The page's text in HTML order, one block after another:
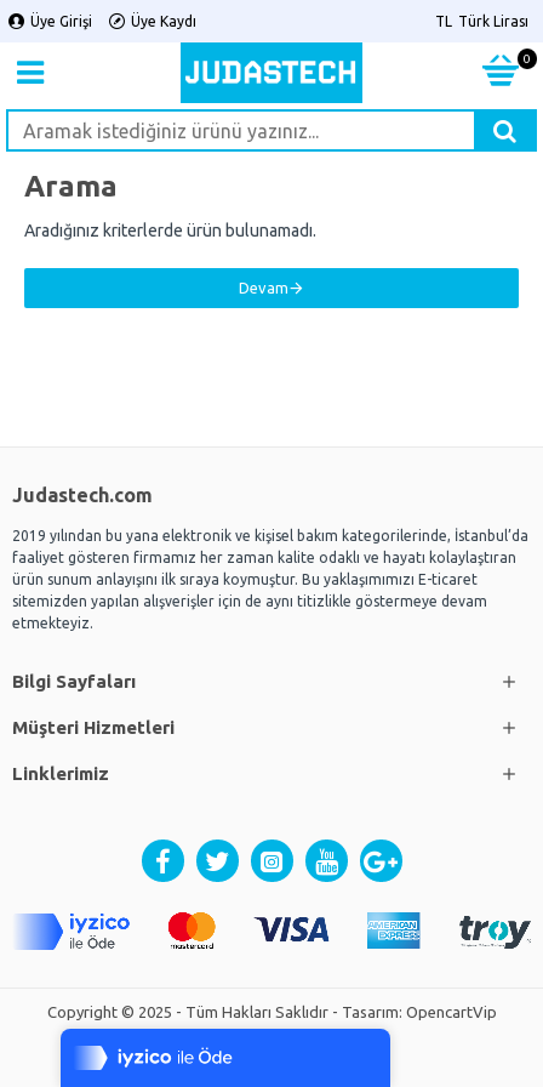
7/24 Canlı Destek
%100 Sorunsuz Alışveriş
Üye Girişi Üye Kaydı TL Türk Lirası
0
Arama
Aradığınız kriterlerde ürün bulunamadı.
Devam
Judastech.com
2019 yılından bu yana elektronik ve kişisel bakım kategorilerinde, İstanbul’da
faaliyet gösteren firmamız her zaman kalite odaklı ve hayatı kolaylaştıran
ürün sunum anlayışını ilk sıraya koymuştur. Bu yaklaşımımızı E-ticaret
sitemizden yapılan alışverişler için de aynı titizlikle göstermeye devam
etmekteyiz.
Bilgi Sayfaları
Müşteri Hizmetleri
Linklerimiz
Copyright © 2025 - Tüm Hakları Saklıdır - Tasarım: OpencartVip